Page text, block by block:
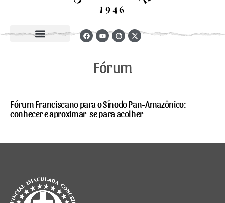
Fórum
Fórum Franciscano para o Sínodo Pan-Amazônico:
conhecer e aproximar-se para acolher